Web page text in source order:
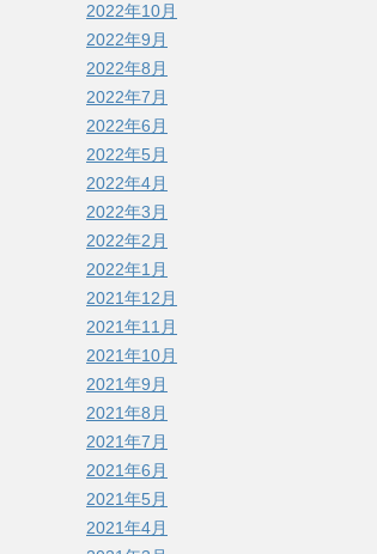
2022年10月
2022年9月
2022年8月
2022年7月
2022年6月
2022年5月
2022年4月
2022年3月
2022年2月
2022年1月
2021年12月
2021年11月
2021年10月
2021年9月
2021年8月
2021年7月
2021年6月
2021年5月
2021年4月